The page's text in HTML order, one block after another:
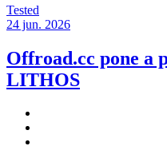
Tested
24 jun. 2026
Offroad.cc pone a
LITHOS